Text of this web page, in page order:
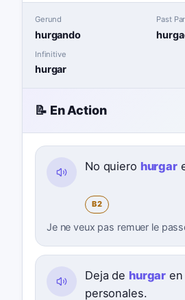
Gerund
hurgando
Past
Infinitive
hurgar
📝 En Action
No quiero hurgar
B2
Je ne veux pas remuer le
Deja de hurgar en
personales.